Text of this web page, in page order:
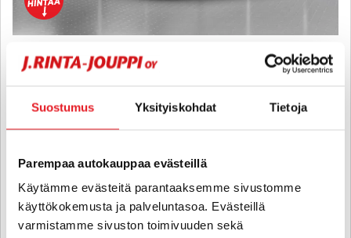
Suostumus Yksityiskohdat Tietoja
Parempaa autokauppaa evästeillä
Käytämme evästeitä parantaaksemme sivustomme
käyttökokemusta ja palveluntasoa. Evästeillä
varmistamme sivuston toimivuuden sekä
Skoda Octavia
Combi 2,0 TDI 184hv 4WD Scout DSG Autom - 6 kk korotonta ja
autoturva
2015 , Automaatti, Diesel, 215 000 km
12 800 €
11 990 €
alk. 146 € / kk
KATSO TIEDOT WHATSAPP